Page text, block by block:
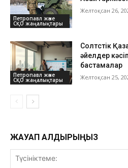
Петропавл және
СҚО жаңалықтары
Желтоқсан 26,
Петропавл және
СҚО жаңалықтары
Солтүстік
әйелдер
бастамалар
Желтоқсан 25,
ЖАУАП ҚАЛДЫРЫҢЫЗ